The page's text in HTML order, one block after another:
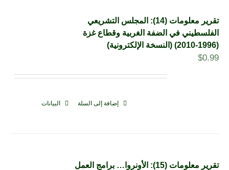
تقرير معلومات (14): المجلس التشريعي
الفلسطيني في الضفة الغربية وقطاع غزة
(1996-2010) (النسخة الإلكترونية)
$0.99
إضافة إلى السلة البيانات
تقرير معلومات (15): الأونروا… برامج العمل